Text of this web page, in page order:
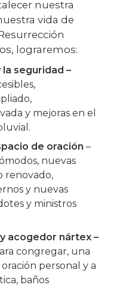
nuestra
vida de
lograremos:
seguridad –
y mejoras en el
de oración –
nuevas
renovado,
y nuevas
y ministros
acogedor nártex –
congregar, una
personal y a
baños